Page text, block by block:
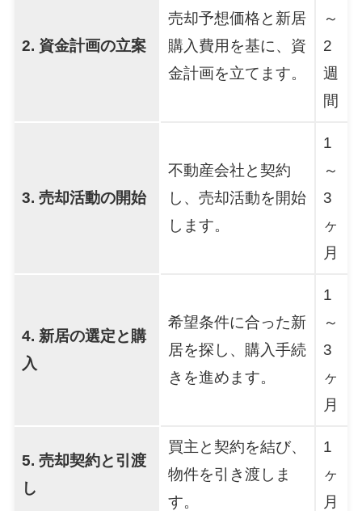
2. 資金計画の立案
売却予想価格と新居
購入費用を基に、資
金計画を立てます。
～
2
週
間
3. 売却活動の開始
不動産会社と契約
し、売却活動を開始
します。
1
～
3
ヶ
月
4. 新居の選定と購
入
希望条件に合った新
居を探し、購入手続
きを進めます。
1
～
3
ヶ
月
5. 売却契約と引渡
し
買主と契約を結び、
物件を引き渡しま
す。
1
ヶ
月